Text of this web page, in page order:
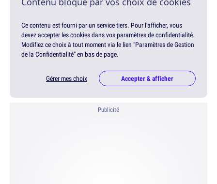
Ce contenu est fourni par un service tiers. Pour l'afficher, vous
devez accepter les cookies dans vos paramètres de confidentialité.
Modifiez ce choix à tout moment via le lien "Paramètres de Gestion
de la Confidentialité" en bas de page.
Gérer mes choix Accepter & afficher
Publicité